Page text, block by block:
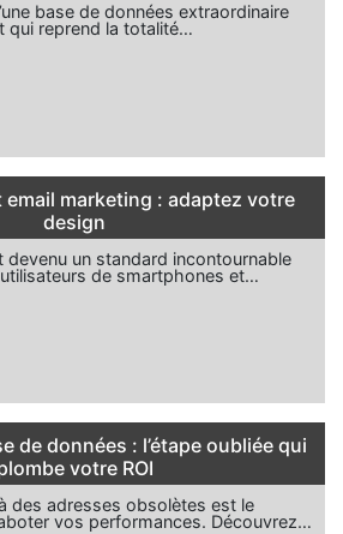
base de données extraordinaire
qui reprend la totalité…
email marketing : adaptez votre
design
devenu un standard incontournable
de smartphones et…
de données : l’étape oubliée qui
votre ROI
des adresses obsolètes est le
vos performances. Découvrez…